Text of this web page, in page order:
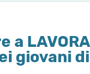
a
giovani